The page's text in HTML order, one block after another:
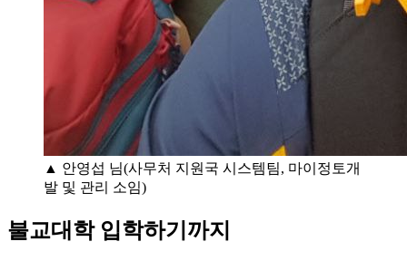
▲ 안영섭 님(사무처 지원국 시스템팀, 마이정토개
발 및 관리 소임)
불교대학 입학하기까지